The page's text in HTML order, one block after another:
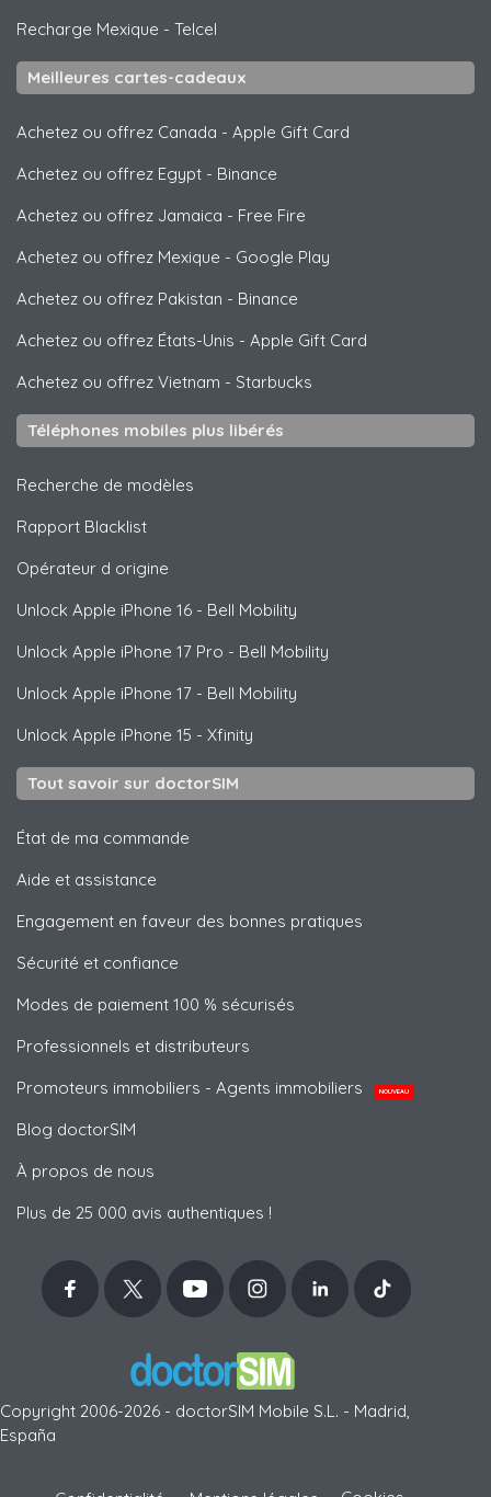
Recharge Mexique - Telcel
Meilleures cartes-cadeaux
Achetez ou offrez Canada - Apple Gift Card
Achetez ou offrez Egypt - Binance
Achetez ou offrez Jamaica - Free Fire
Achetez ou offrez Mexique - Google Play
Achetez ou offrez Pakistan - Binance
Achetez ou offrez États-Unis - Apple Gift Card
Achetez ou offrez Vietnam - Starbucks
Téléphones mobiles plus libérés
Recherche de modèles
Rapport Blacklist
Opérateur d origine
Unlock Apple iPhone 16 - Bell Mobility
Unlock Apple iPhone 17 Pro - Bell Mobility
Unlock Apple iPhone 17 - Bell Mobility
Unlock Apple iPhone 15 - Xfinity
Tout savoir sur doctorSIM
État de ma commande
Aide et assistance
Engagement en faveur des bonnes pratiques
Sécurité et confiance
Modes de paiement 100 % sécurisés
Professionnels et distributeurs
Promoteurs immobiliers - Agents immobiliers
NOUVEAU
Blog doctorSIM
À propos de nous
Plus de 25 000 avis authentiques !
Copyright 2006-2026 - doctorSIM Mobile S.L. - Madrid,
España